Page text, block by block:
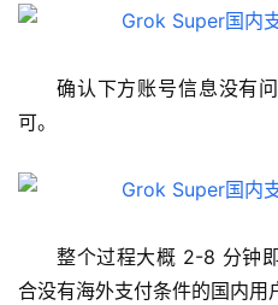
确认下方账号信息没有
可。
整个过程大概 2-8 分钟
合没有海外支付条件的国内用